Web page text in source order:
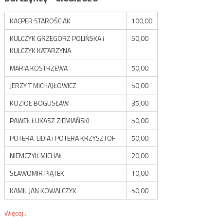
KACPER STAROŚCIAK
100,00
KULCZYK GRZEGORZ POLIŃSKA i
KULCZYK KATARZYNA
50,00
MARIA KOSTRZEWA
50,00
JERZY T MICHAJŁOWICZ
50,00
KOZIOŁ BOGUSŁAW
35,00
PAWEŁ ŁUKASZ ZIEMIAŃSKI
50,00
POTERA LIDIA i POTERA KRZYSZTOF
50,00
NIEMCZYK MICHAŁ
20,00
SŁAWOMIR PIĄTEK
10,00
KAMIL JAN KOWALCZYK
50,00
Więcej...